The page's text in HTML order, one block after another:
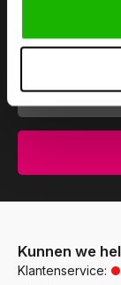
blijven.
Kunnen we
Klantenservice: